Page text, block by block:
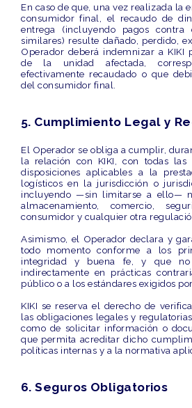
En caso de que, una vez realizada la
consumidor final, el recaudo de
entrega (incluyendo pagos contra
similares) resulte dañado, perdido,
Operador deberá indemnizar a KIKI
de la unidad afectada ,
efectivamente recaudado o que
del consumidor final.
5. Cumplimiento Legal y
El Operador se obliga a cumplir,
la relación con KIKI, con todas las
disposiciones aplicables a la
logísticos en la jurisdicción o
incluyendo —sin limitarse a ello—
almacenamiento, comercio,
consumidor y cualquier otra
Asimismo, el Operador declara y
todo momento conforme a los
integridad y buena fe , y que
indirectamente en prácticas
público o a los estándares exigidos por
KIKI se reserva el derecho de
las obligaciones legales y
como de solicitar información o
que permita acreditar dicho
políticas internas y a la normativa
6. Seguros Obligatorios